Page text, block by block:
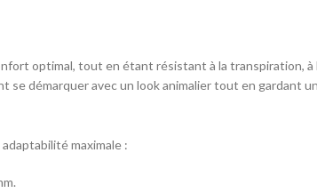
optimal, tout en étant résistant à la transpiration, à
se démarquer avec un look animalier tout en gardant
maximale :